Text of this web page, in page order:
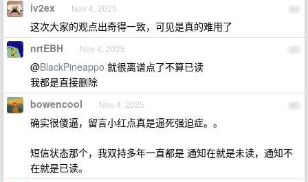
64
iv2ex Nov 4, 2025
这次大家的观点出奇得一致，可见是真的难用了
65
nrtEBH Nov 4, 2025
@BlackPineappo 就很离谱点了不算已读
我都是直接删除
66
bowencool Nov 4, 2025
确实很傻逼，留言小红点真是逼死强迫症。。
短信状态那个，我双持多年一直都是 通知在就是未读，通知不
在就是已读。